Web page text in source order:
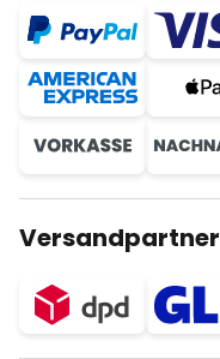
Versandpartner